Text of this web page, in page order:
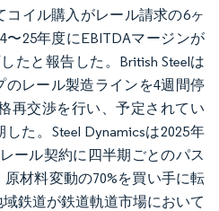
イル購入がレール請求の6ヶ
〜25年度にEBITDAマージンが
たと報告した。British Steelは
のレール製造ラインを4週間停
再交渉を行い、予定されてい
た。Steel Dynamicsは2025年
ール契約に四半期ごとのパス
材料変動の70%を買い手に転
鉄道が鉄道軌道市場において